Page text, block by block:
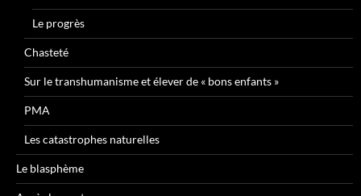
Le progrès
Chasteté
Sur le transhumanisme et élever de « bons enfants »
PMA
Les catastrophes naturelles
Le blasphème